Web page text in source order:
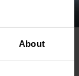
About
Nuestros
de tal manera
y sistemas